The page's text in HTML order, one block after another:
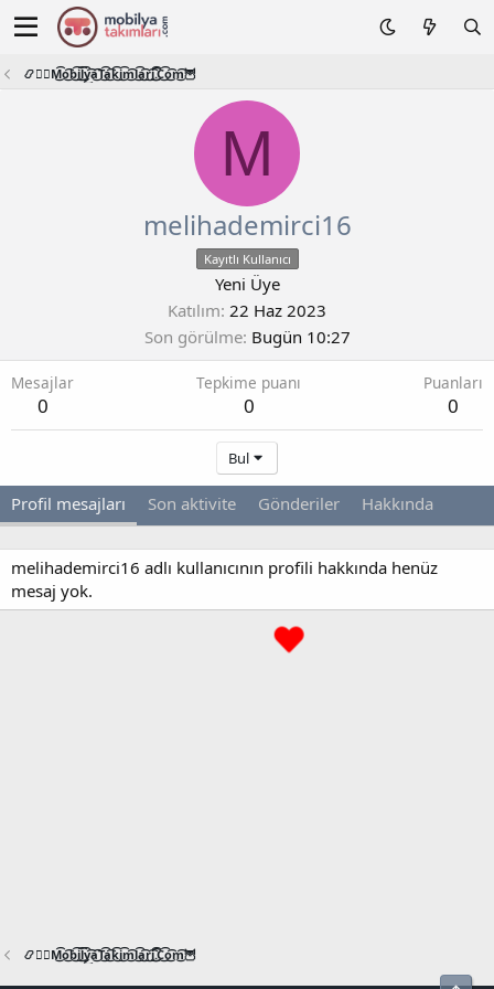
📿🧙‍♂️M͜͡o͜͡b͜͡i͜͡l͜͡y͜͡a͜͡T͜͡a͜͡k͜͡i͜͡m͜͡l͜͡a͜͡r͜͡i͜͡.͜͡C͜͡o͜͡m͜͡🦉
M
melihademirci16
Kayıtlı Kullanıcı
Yeni Üye
Katılım 22 Haz 2023
Son görülme Bugün 10:27
Mesajlar
0
Tepkime puanı
0
Puanları
0
Bul
Profil mesajları Son aktivite Gönderiler Hakkında
melihademirci16 adlı kullanıcının profili hakkında henüz
mesaj yok.
📿🧙‍♂️M͜͡o͜͡b͜͡i͜͡l͜͡y͜͡a͜͡T͜͡a͜͡k͜͡i͜͡m͜͡l͜͡a͜͡r͜͡i͜͡.͜͡C͜͡o͜͡m͜͡🦉